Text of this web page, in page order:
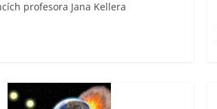
profesora Jana Kellera